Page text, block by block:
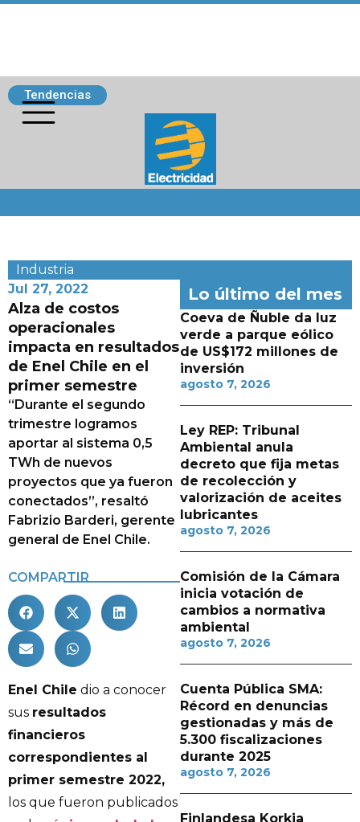
Tendencias
Industria
Jul 27, 2022
Alza de costos
operacionales
impacta en resultados
de Enel Chile en el
primer semestre
“Durante el segundo
trimestre logramos
aportar al sistema 0,5
TWh de nuevos
proyectos que ya fueron
conectados”, resaltó
Fabrizio Barderi, gerente
general de Enel Chile.
COMPARTIR
Enel Chile dio a conocer
sus resultados
financieros
correspondientes al
primer semestre 2022,
los que fueron publicados
Lo último del mes
Coeva de Ñuble da luz
verde a parque eólico
de US$172 millones de
inversión
agosto 7, 2026
Ley REP: Tribunal
Ambiental anula
decreto que fija metas
de recolección y
valorización de aceites
lubricantes
agosto 7, 2026
Comisión de la Cámara
inicia votación de
cambios a normativa
ambiental
agosto 7, 2026
Cuenta Pública SMA:
Récord en denuncias
gestionadas y más de
5.300 fiscalizaciones
durante 2025
agosto 7, 2026
Finlandesa Korkia